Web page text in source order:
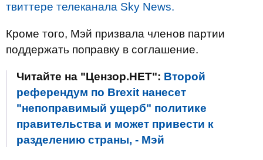
твиттере телеканала Sky News.
Кроме того, Мэй призвала членов партии
поддержать поправку в соглашение.
Читайте на "Цензор.НЕТ": Второй
референдум по Brexit нанесет
"непоправимый ущерб" политике
правительства и может привести к
разделению страны, - Мэй